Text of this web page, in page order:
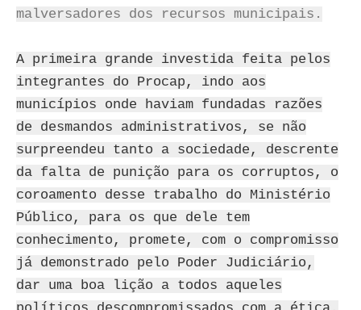
malversadores dos recursos municipais.
A primeira grande investida feita pelos
integrantes do Procap, indo aos
municípios onde haviam fundadas razões
de desmandos administrativos, se não
surpreendeu tanto a sociedade, descrente
da falta de punição para os corruptos, o
coroamento desse trabalho do Ministério
Público, para os que dele tem
conhecimento, promete, com o compromisso
já demonstrado pelo Poder Judiciário,
dar uma boa lição a todos aqueles